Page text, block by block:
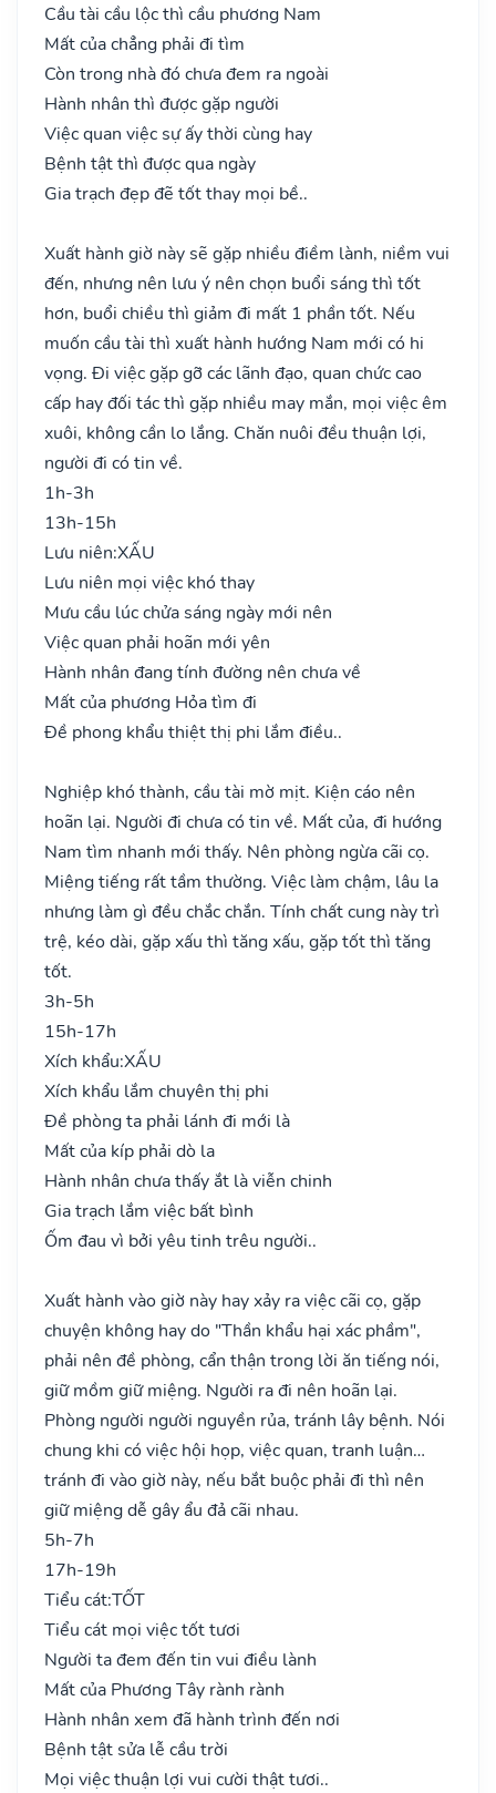
Cầu tài cầu lộc thì cầu phương Nam
Mất của chẳng phải đi tìm
Còn trong nhà đó chưa đem ra ngoài
Hành nhân thì được gặp người
Việc quan việc sự ấy thời cùng hay
Bệnh tật thì được qua ngày
Gia trạch đẹp đẽ tốt thay mọi bề..
Xuất hành giờ này sẽ gặp nhiều điềm lành, niềm vui
đến, nhưng nên lưu ý nên chọn buổi sáng thì tốt
hơn, buổi chiều thì giảm đi mất 1 phần tốt. Nếu
muốn cầu tài thì xuất hành hướng Nam mới có hi
vọng. Đi việc gặp gỡ các lãnh đạo, quan chức cao
cấp hay đối tác thì gặp nhiều may mắn, mọi việc êm
xuôi, không cần lo lắng. Chăn nuôi đều thuận lợi,
người đi có tin về.
1h-3h
13h-15h
Lưu niên:XẤU
Lưu niên mọi việc khó thay
Mưu cầu lúc chửa sáng ngày mới nên
Việc quan phải hoãn mới yên
Hành nhân đang tính đường nên chưa về
Mất của phương Hỏa tìm đi
Đề phong khẩu thiệt thị phi lắm điều..
Nghiệp khó thành, cầu tài mờ mịt. Kiện cáo nên
hoãn lại. Người đi chưa có tin về. Mất của, đi hướng
Nam tìm nhanh mới thấy. Nên phòng ngừa cãi cọ.
Miệng tiếng rất tầm thường. Việc làm chậm, lâu la
nhưng làm gì đều chắc chắn. Tính chất cung này trì
trệ, kéo dài, gặp xấu thì tăng xấu, gặp tốt thì tăng
tốt.
3h-5h
15h-17h
Xích khẩu:XẤU
Xích khẩu lắm chuyên thị phi
Đề phòng ta phải lánh đi mới là
Mất của kíp phải dò la
Hành nhân chưa thấy ắt là viễn chinh
Gia trạch lắm việc bất bình
Ốm đau vì bởi yêu tinh trêu người..
Xuất hành vào giờ này hay xảy ra việc cãi cọ, gặp
chuyện không hay do "Thần khẩu hại xác phầm",
phải nên đề phòng, cẩn thận trong lời ăn tiếng nói,
giữ mồm giữ miệng. Người ra đi nên hoãn lại.
Phòng người người nguyền rủa, tránh lây bệnh. Nói
chung khi có việc hội họp, việc quan, tranh luận…
tránh đi vào giờ này, nếu bắt buộc phải đi thì nên
giữ miệng dễ gây ẩu đả cãi nhau.
5h-7h
17h-19h
Tiểu cát:TỐT
Tiểu cát mọi việc tốt tươi
Người ta đem đến tin vui điều lành
Mất của Phương Tây rành rành
Hành nhân xem đã hành trình đến nơi
Bệnh tật sửa lễ cầu trời
Mọi việc thuận lợi vui cười thật tươi..